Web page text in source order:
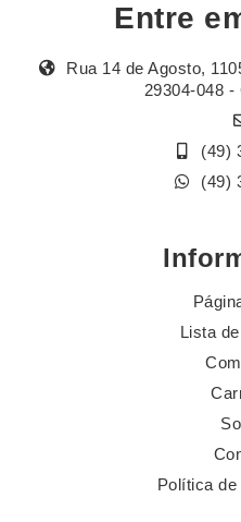
Entre
Rua 14 de Agosto,
29304-048 -
(49)
(49)
Lista
Política